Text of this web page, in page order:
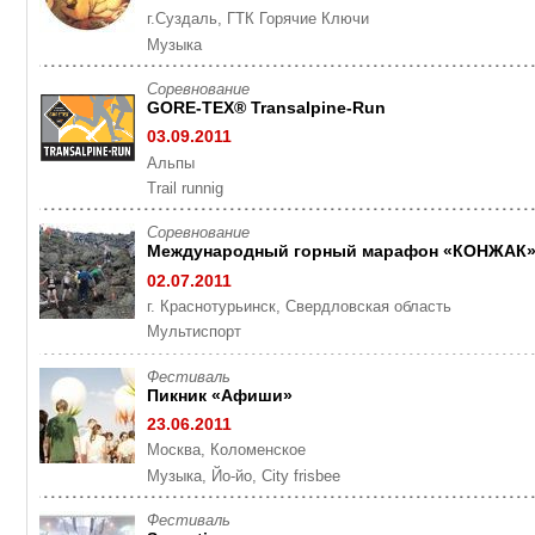
г.Суздаль, ГТК Горячие Ключи
Музыка
Cоревнование
GORE-TEX® Transalpine-Run
03.09.2011
Альпы
Trail runnig
Cоревнование
Международный горный марафон «КОНЖАК»
02.07.2011
г. Краснотурьинск, Свердловская область
Мультиспорт
Фестиваль
Пикник «Афиши»
23.06.2011
Москва, Коломенское
Музыка, Йо-йо, City frisbee
Фестиваль